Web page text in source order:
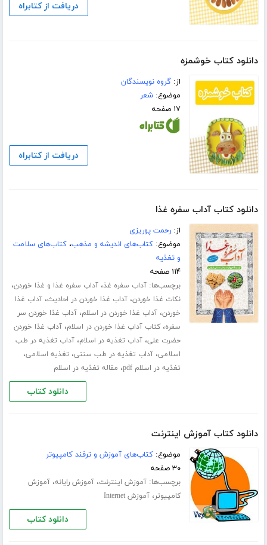
دریافت از کتابراه
دانلود کتاب خوشمزه
از:گروه نویسندگان
موضوع:شعر
۱۷ صفحه
دریافت از کتابراه
دانلود کتاب آداب سفره غذا
از:رحمت پوریزی
موضوع:کتاب‌های اندیشه و مذهب،کتاب‌های سلامت
و تغذیه
۱۱۴ صفحه
برچسب‌ها:آداب سفره غذ،آداب سفره غذا و غذا خوردن،
نکات غذا خوردن،آداب غذا خوردن در احادیث،آداب غذا
خوردن،آداب غذا خوردن در اسلام،آداب غذا خوردن سر
سفره،کتاب آداب غذا خوردن در اسلام،آداب غذا خوردن
حضرت علی،آداب تغذیه در اسلام،آداب تغذیه در طب
اسلامی،آداب تغذیه در طب سنتی، تغذیه اسلامی،
تغذیه در اسلام pdf ، مقاله تغذیه در اسلام
دانلود کتاب
دانلود کتاب آموزش اینترنت
موضوع:کتاب‌های آموزش و ترفند کامپیوتر
۳۰ صفحه
برچسب‌ها:آموزش اینترنت،آموزش رایانه،آموزش
کامپیوتر،آموزش Internet
دانلود کتاب